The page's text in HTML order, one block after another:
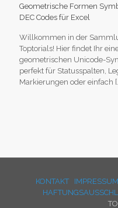
Geometrische Formen
DEC Codes für Excel
Willkommen in der
Toptorials! Hier findet Ihr
geometrischen Unicode-
perfekt für Statusspalten,
Markierungen oder einfach
KONTAKT IMPRESSUM